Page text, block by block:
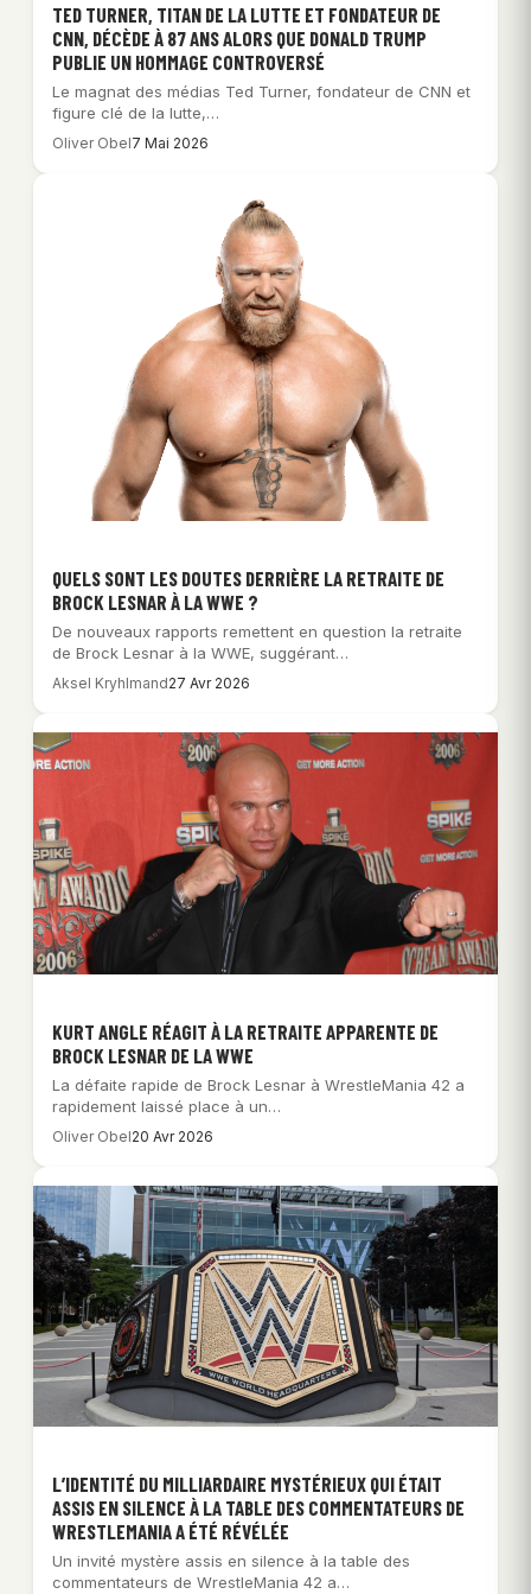
TED TURNER, TITAN DE LA LUTTE ET FONDATEUR DE
CNN, DÉCÈDE À 87 ANS ALORS QUE DONALD TRUMP
PUBLIE UN HOMMAGE CONTROVERSÉ
Le magnat des médias Ted Turner, fondateur de CNN et
figure clé de la lutte,…
Oliver Obel7 Mai 2026
QUELS SONT LES DOUTES DERRIÈRE LA RETRAITE DE
BROCK LESNAR À LA WWE ?
De nouveaux rapports remettent en question la retraite
de Brock Lesnar à la WWE, suggérant…
Aksel Kryhlmand27 Avr 2026
KURT ANGLE RÉAGIT À LA RETRAITE APPARENTE DE
BROCK LESNAR DE LA WWE
La défaite rapide de Brock Lesnar à WrestleMania 42 a
rapidement laissé place à un…
Oliver Obel20 Avr 2026
L’IDENTITÉ DU MILLIARDAIRE MYSTÉRIEUX QUI ÉTAIT
ASSIS EN SILENCE À LA TABLE DES COMMENTATEURS DE
WRESTLEMANIA A ÉTÉ RÉVÉLÉE
Un invité mystère assis en silence à la table des
commentateurs de WrestleMania 42 a…